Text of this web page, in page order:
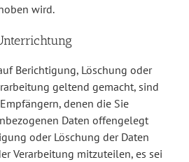
wird.
Berichtigung, Löschung oder
geltend gemacht, sind
denen die Sie
Daten offengelegt
oder Löschung der Daten
Verarbeitung mitzuteilen, es sei